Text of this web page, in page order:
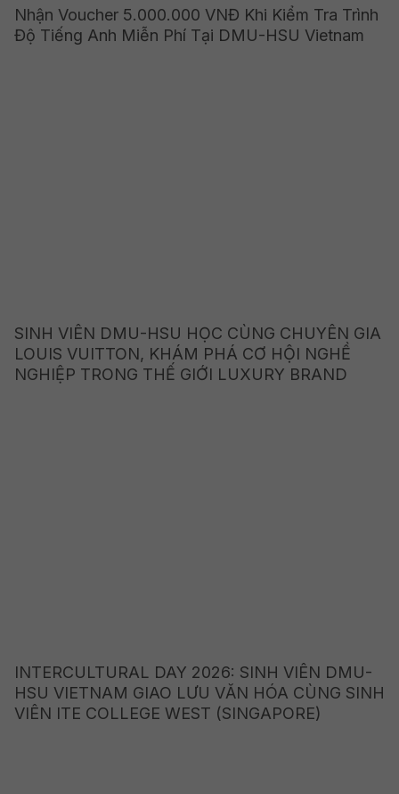
Nhận Voucher 5.000.000 VNĐ Khi Kiểm Tra Trình
Độ Tiếng Anh Miễn Phí Tại DMU-HSU Vietnam
SINH VIÊN DMU-HSU HỌC CÙNG CHUYÊN GIA
LOUIS VUITTON, KHÁM PHÁ CƠ HỘI NGHỀ
NGHIỆP TRONG THẾ GIỚI LUXURY BRAND
INTERCULTURAL DAY 2026: SINH VIÊN DMU-
HSU VIETNAM GIAO LƯU VĂN HÓA CÙNG SINH
VIÊN ITE COLLEGE WEST (SINGAPORE)